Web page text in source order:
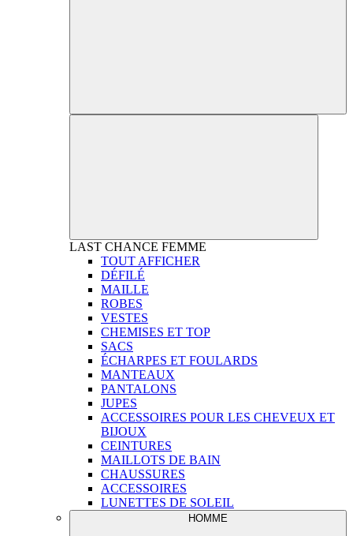
LAST CHANCE FEMME
TOUT AFFICHER
DÉFILÉ
MAILLE
ROBES
VESTES
CHEMISES ET TOP
SACS
ÉCHARPES ET FOULARDS
MANTEAUX
PANTALONS
JUPES
ACCESSOIRES POUR LES CHEVEUX ET
BIJOUX
CEINTURES
MAILLOTS DE BAIN
CHAUSSURES
ACCESSOIRES
LUNETTES DE SOLEIL
HOMME